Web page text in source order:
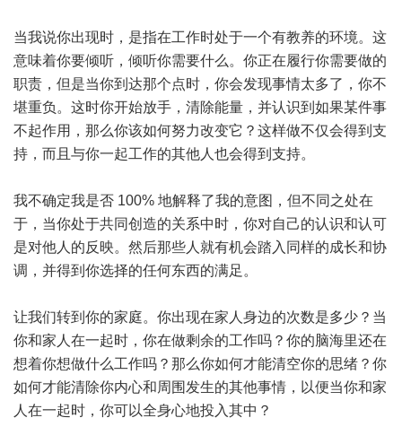
当我说你出现时，是指在工作时处于一个有教养的环境。这
意味着你要倾听，倾听你需要什么。你正在履行你需要做的
职责，但是当你到达那个点时，你会发现事情太多了，你不
堪重负。这时你开始放手，清除能量，并认识到如果某件事
不起作用，那么你该如何努力改变它？这样做不仅会得到支
持，而且与你一起工作的其他人也会得到支持。
我不确定我是否 100% 地解释了我的意图，但不同之处在
于，当你处于共同创造的关系中时，你对自己的认识和认可
是对他人的反映。然后那些人就有机会踏入同样的成长和协
调，并得到你选择的任何东西的满足。
让我们转到你的家庭。你出现在家人身边的次数是多少？当
你和家人在一起时，你在做剩余的工作吗？你的脑海里还在
想着你想做什么工作吗？那么你如何才能清空你的思绪？你
如何才能清除你内心和周围发生的其他事情，以便当你和家
人在一起时，你可以全身心地投入其中？